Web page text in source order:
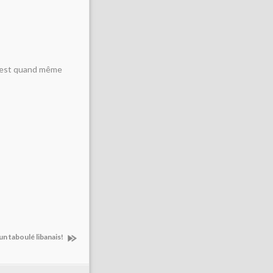
quand même
taboulé libanais!